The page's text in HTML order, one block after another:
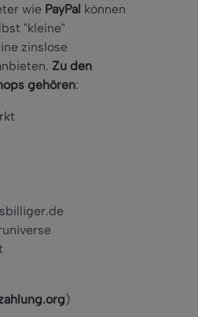
wie PayPal können
"kleine"
zinslose
Zu den
gehören:
)